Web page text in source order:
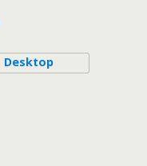
Desktop